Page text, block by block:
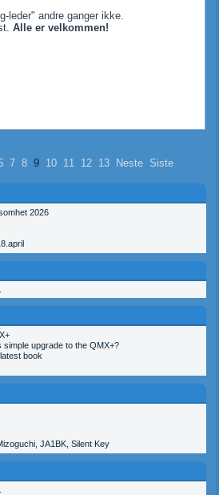
leder" andre ganger ikke.
A lle er velkommen!
7 8 9 10 11 12 13 Neste Siste
2026
simple upgrade to the QMX+?
book
JA1BK, Silent Key